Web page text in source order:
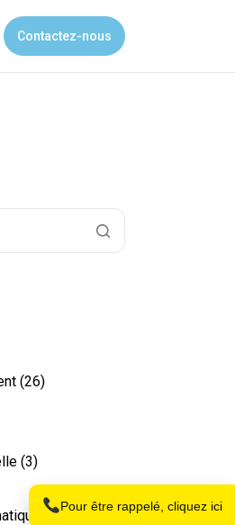
Pour être rappelé, cliquez ici
Téléphone
Contactez-nous
(26)
(3)
(26)